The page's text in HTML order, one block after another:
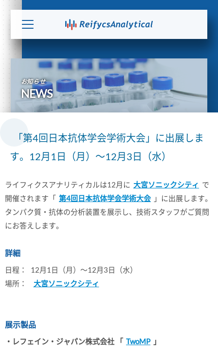
お知らせ
NEWS
「第4回日本抗体学会学術大会」に出展しま
す。12月1日（月）～12月3日（水）
ライフィクスアナリティカルは12月に 大宮ソニックシティ で
開催されます「 第4回日本抗体学会学術大会 」に出展します。
タンパク質・抗体の分析装置を展示し、技術スタッフがご質問
にお答えします。
詳細
日程：
12月1日（月）～12月3日（水）
場所：
大宮ソニックシティ
展示製品
・レフェイン・ジャパン株式会社 「 TwoMP 」